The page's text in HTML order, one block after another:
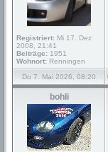
Registriert: Mi 17. Dez
2008, 21:41
Beiträge: 1951
Wohnort: Renningen
Do 7. Mai 2026, 08:20
bohli